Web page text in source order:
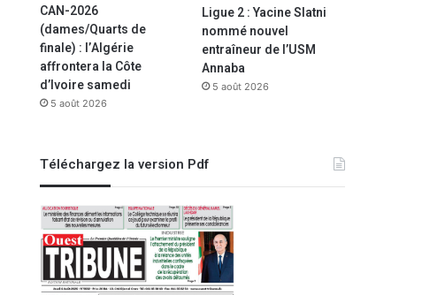
CAN-2026
(dames/Quarts de
finale) : l’Algérie
affrontera la Côte
d’Ivoire samedi
5 août 2026
Ligue 2 : Yacine Slatni
nommé nouvel
entraîneur de l’USM
Annaba
5 août 2026
Téléchargez la version Pdf